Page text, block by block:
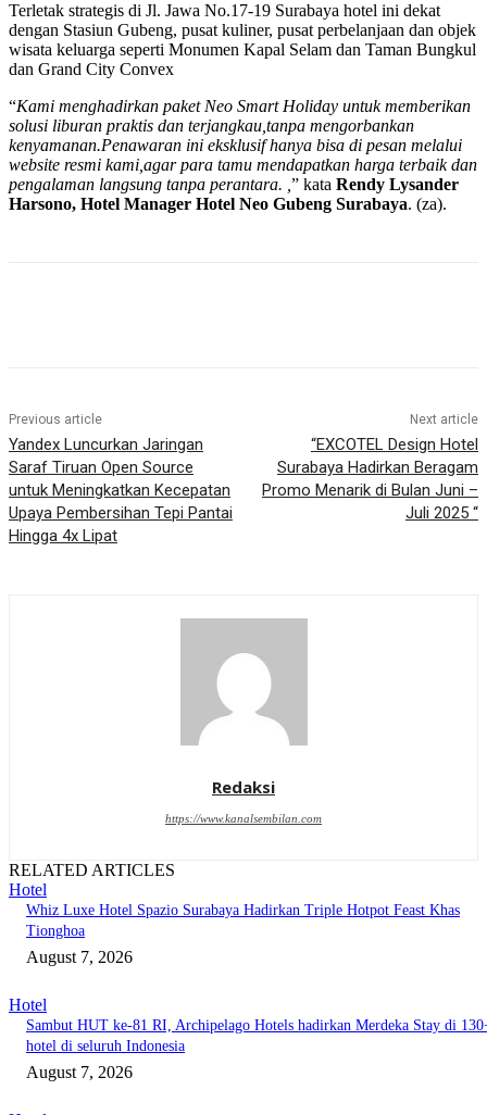
Terletak strategis di Jl. Jawa No.17-19 Surabaya hotel ini dekat
dengan Stasiun Gubeng, pusat kuliner, pusat perbelanjaan dan objek
wisata keluarga seperti Monumen Kapal Selam dan Taman Bungkul
dan Grand City Convex
“Kami menghadirkan paket Neo Smart Holiday untuk memberikan
solusi liburan praktis dan terjangkau,tanpa mengorbankan
kenyamanan.Penawaran ini eksklusif hanya bisa di pesan melalui
website resmi kami,agar para tamu mendapatkan harga terbaik dan
pengalaman langsung tanpa perantara. , ” kata Rendy Lysander
Harsono, Hotel Manager Hotel Neo Gubeng Surabaya. (za).
Previous article
Yandex Luncurkan Jaringan
Saraf Tiruan Open Source
untuk Meningkatkan Kecepatan
Upaya Pembersihan Tepi Pantai
Hingga 4x Lipat
Next article
“EXCOTEL Design Hotel
Surabaya Hadirkan Beragam
Promo Menarik di Bulan Juni –
Juli 2025 “
Redaksi
https://www.kanalsembilan.com
RELATED ARTICLES
Hotel
Whiz Luxe Hotel Spazio Surabaya Hadirkan Triple Hotpot Feast Khas
Tionghoa
August 7, 2026
Hotel
Sambut HUT ke-81 RI, Archipelago Hotels hadirkan Merdeka Stay di
hotel di seluruh Indonesia
August 7, 2026